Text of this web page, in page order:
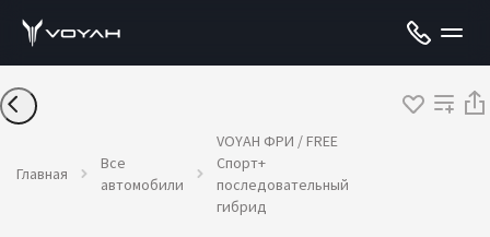
Главная
Все
автомобили
VOYAH ФРИ / FREE
Спорт+
последовательный
гибрид